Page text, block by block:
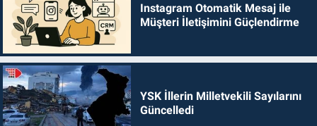
Instagram Otomatik Mesaj ile
Müşteri İletişimini Güçlendirme
YSK İllerin Milletvekili Sayılarını
Güncelledi